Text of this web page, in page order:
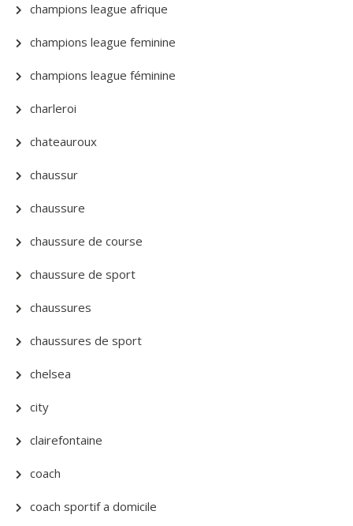
champions league afrique
champions league feminine
champions league féminine
charleroi
chateauroux
chaussur
chaussure
chaussure de course
chaussure de sport
chaussures
chaussures de sport
chelsea
city
clairefontaine
coach
coach sportif a domicile